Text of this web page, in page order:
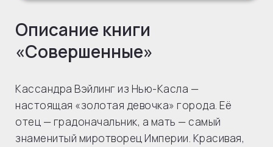
Описание книги
«Совершенные»
Кассандра Вэйлинг из Нью-Касла —
настоящая «золотая девочка» города. Её
отец — градоначальник, а мать — самый
знаменитый миротворец Империи. Красивая,